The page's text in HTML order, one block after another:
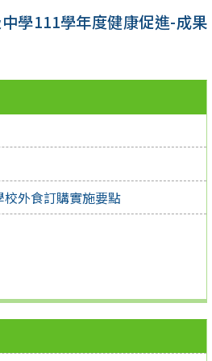
外食訂購實施要點
學111學年度健康促進-成果